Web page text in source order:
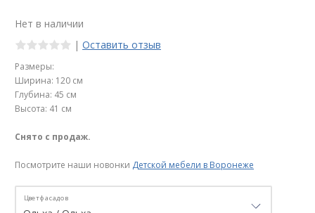
Нет в наличии
| Оставить отзыв
Размеры:
Ширина: 120 см
Глубина: 45 см
Высота: 41 см
Снято с продаж.
Посмотрите наши новонки Детской мебели в Воронеже
Цвет фасадов